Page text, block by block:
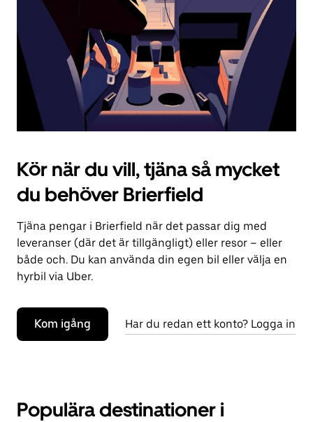
kalendern.
Kör när du vill, tjäna så mycket
du behöver Brierfield
Tjäna pengar i Brierfield när det passar dig med
leveranser (där det är tillgängligt) eller resor – eller
både och. Du kan använda din egen bil eller välja en
hyrbil via Uber.
Kom igång Har du redan ett konto? Logga in
Populära destinationer i